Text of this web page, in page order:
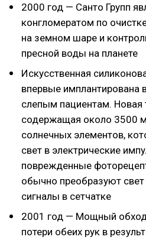
2000 год — Санто Групп
конгломератом по
на земном шаре и
пресной воды на планете
Искусственная
впервые имплантирована
слепым пациентам. Новая
содержащая около 3500
солнечных элементов,
свет в электрические
поврежденные
обычно преобразуют свет
сигналы в сетчатке
2001 год — Мощный
потери обеих рук в